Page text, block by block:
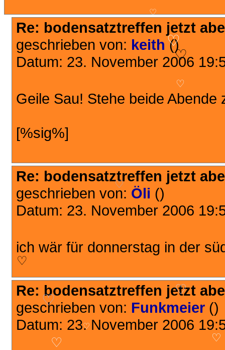
♡
♡
♡
♡
♡
♡
♡
♡
Re: bodensatztreffen jetzt
geschrieben von: keith()
Datum: 23. November 2006
Geile Sau! Stehe beide Abende
[%sig%]
Re: bodensatztreffen jetzt
geschrieben von: Öli ()
Datum: 23. November 2006
ich wär für donnerstag in der
Re: bodensatztreffen jetzt
geschrieben von: Funkmeier ()
Datum: 23. November 2006